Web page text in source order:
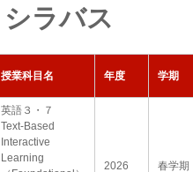
シラバス
授業科目名 年度 学期
英語３・７
Text-Based
Interactive
Learning
2026 春学期